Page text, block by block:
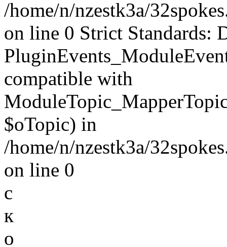
/home/n/nzestk3a/
on line 0 Strict Standards:
compatible with
$oTopic) in
/home/n/nzestk3a/
on line 0
с
к
о